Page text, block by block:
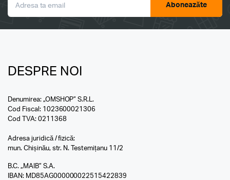
Aboneazăte
DESPRE NOI
Denumirea: „OMSHOP” S.R.L.
Cod Fiscal: 1023600021306
Cod TVA: 0211368
Adresa juridică / fizică:
mun. Chișinău, str. N. Testemițanu 11/2
B.C. „MAIB” S.A.
IBAN: MD85AG000000022515422839